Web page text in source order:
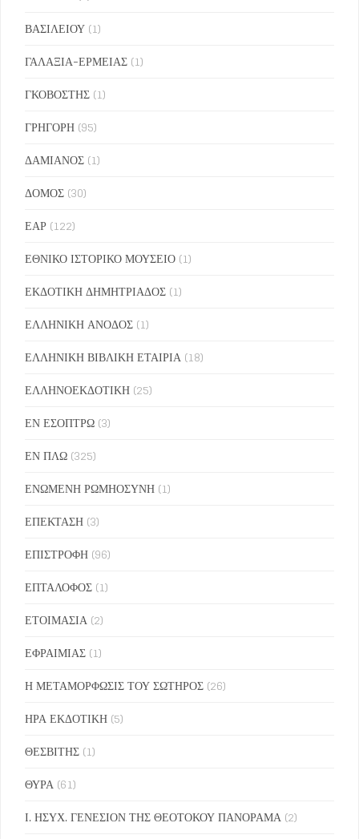
ΒΑΣΙΛΕΙΟΥ (1)
ΓΑΛΑΞΙΑ-ΕΡΜΕΙΑΣ (1)
ΓΚΟΒΟΣΤΗΣ (1)
ΓΡΗΓΟΡΗ (95)
ΔΑΜΙΑΝΟΣ (1)
ΔΟΜΟΣ (30)
ΕΑΡ (122)
ΕΘΝΙΚΟ ΙΣΤΟΡΙΚΟ ΜΟΥΣΕΙΟ (1)
ΕΚΔΟΤΙΚΗ ΔΗΜΗΤΡΙΑΔΟΣ (1)
ΕΛΛΗΝΙΚΗ ΑΝΟΔΟΣ (1)
ΕΛΛΗΝΙΚΗ ΒΙΒΛΙΚΗ ΕΤΑΙΡΙΑ (18)
ΕΛΛΗΝΟΕΚΔΟΤΙΚΗ (25)
ΕΝ ΕΣΟΠΤΡΩ (3)
ΕΝ ΠΛΩ (325)
ΕΝΩΜΕΝΗ ΡΩΜΗΟΣΥΝΗ (1)
ΕΠΕΚΤΑΣΗ (3)
ΕΠΙΣΤΡΟΦΗ (96)
ΕΠΤΑΛΟΦΟΣ (1)
ΕΤΟΙΜΑΣΙΑ (2)
ΕΦΡΑΙΜΙΑΣ (1)
Η ΜΕΤΑΜΟΡΦΩΣΙΣ ΤΟΥ ΣΩΤΗΡΟΣ (26)
ΗΡΑ ΕΚΔΟΤΙΚΗ (5)
ΘΕΣΒΙΤΗΣ (1)
ΘΥΡΑ (61)
Ι. ΗΣΥΧ. ΓΕΝΕΣΙΟΝ ΤΗΣ ΘΕΟΤΟΚΟΥ ΠΑΝΟΡΑΜΑ (2)